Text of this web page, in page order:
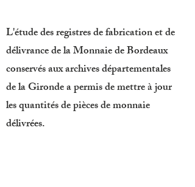
L'étude des registres de fabrication et de
délivrance de la Monnaie de Bordeaux
conservés aux archives départementales
de la Gironde a permis de mettre à jour
les quantités de pièces de monnaie
délivrées.